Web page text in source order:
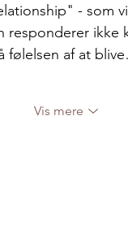
- som
responderer ikke
følelsen af at
Vis mere